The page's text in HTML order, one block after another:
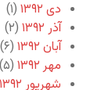
دی ۱۳۹۲
(۱)
آذر ۱۳۹۲
(۲)
آبان ۱۳۹۲
(۶)
مهر ۱۳۹۲
(۵)
شهریور ۱۳۹۲